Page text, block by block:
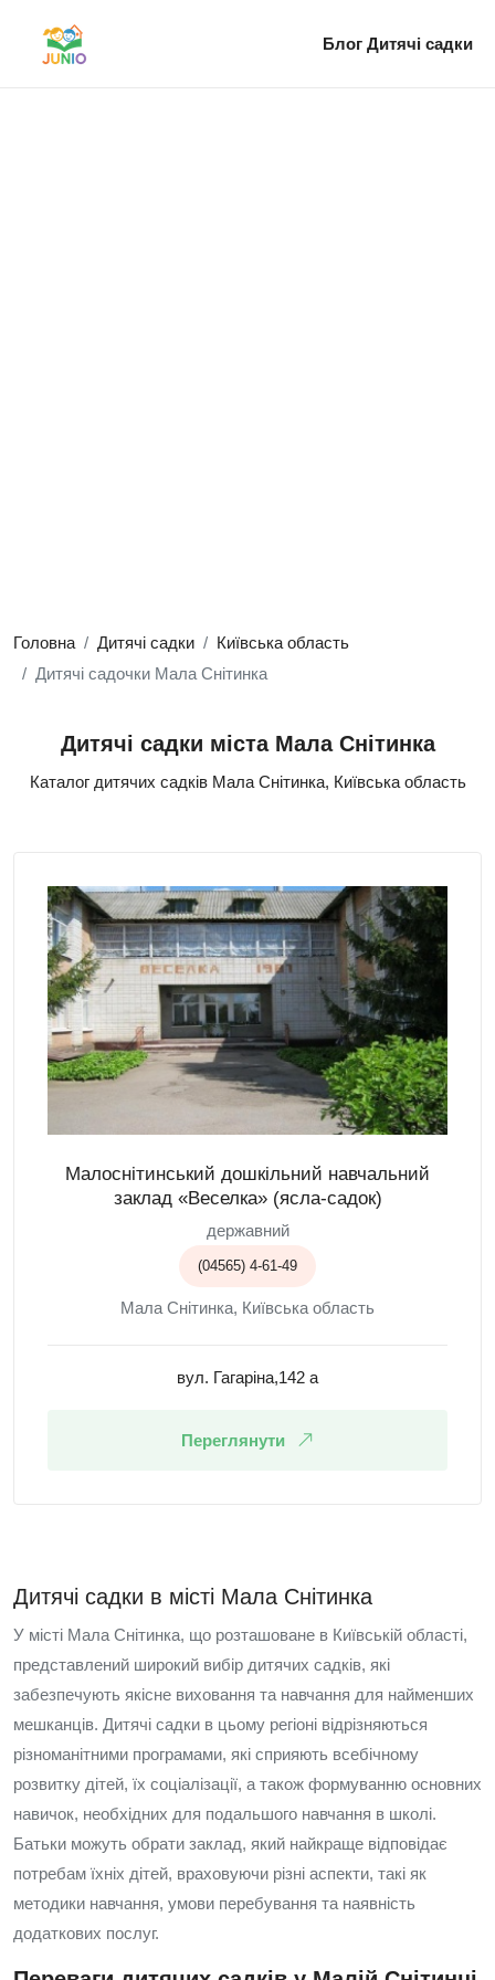
Блог Дитячі садки
Головна Дитячі садки
Київська область
Дитячі садочки Мала Снітинка
Дитячі садки міста Мала Снітинка
Каталог дитячих садків Мала Снітинка, Київська область
Малоснітинський дошкільний навчальний
заклад «Веселка» (ясла-садок)
державний
(04565) 4-61-49
Мала Снітинка, Київська область
вул. Гагаріна,142 а
Переглянути
Дитячі садки в місті Мала Снітинка
У місті Мала Снітинка, що розташоване в Київській області,
представлений широкий вибір дитячих садків, які
забезпечують якісне виховання та навчання для найменших
мешканців. Дитячі садки в цьому регіоні відрізняються
різноманітними програмами, які сприяють всебічному
розвитку дітей, їх соціалізації, а також формуванню основних
навичок, необхідних для подальшого навчання в школі.
Батьки можуть обрати заклад, який найкраще відповідає
потребам їхніх дітей, враховуючи різні аспекти, такі як
методики навчання, умови перебування та наявність
додаткових послуг.